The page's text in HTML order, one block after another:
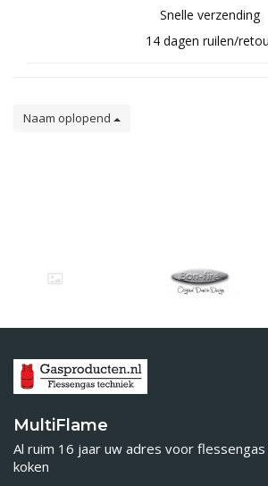
Snelle verzending
14 dagen ruilen/
Naam oplopend
MultiFlame
Al ruim 16 jaar uw adres voor
koken